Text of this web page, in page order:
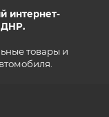
интернет-
ДНР.
товары и